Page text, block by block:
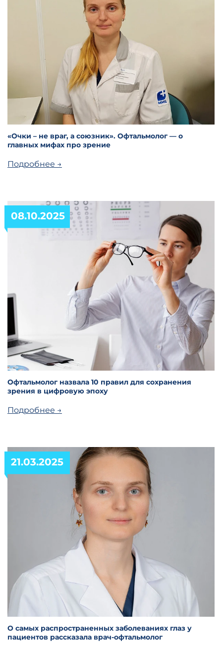
«Очки – не враг, а союзник». Офтальмолог — о
главных мифах про зрение
Подробнее →
Офтальмолог назвала 10 правил для сохранения
зрения в цифровую эпоху
Подробнее →
08.10.2025
О самых распространенных заболеваниях глаз у
пациентов рассказала врач-офтальмолог
21.03.2025